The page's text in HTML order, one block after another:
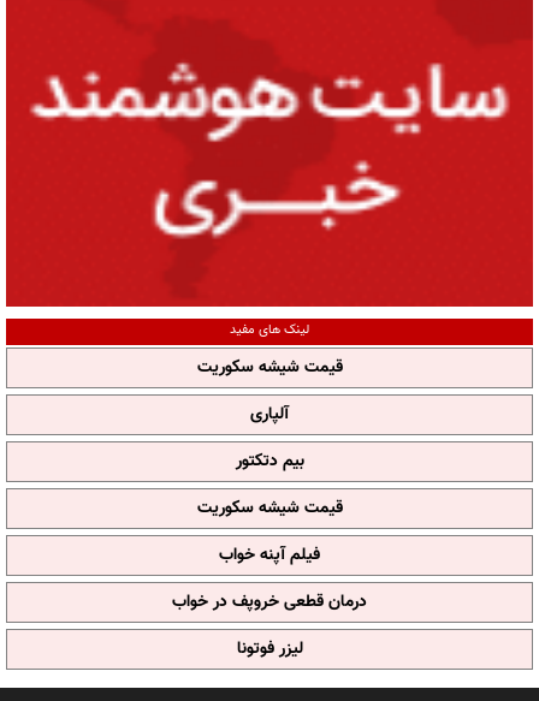
لینک های مفید
قیمت شیشه سکوریت
آلپاری
بیم دتکتور
قیمت شیشه سکوریت
فیلم آپنه خواب
درمان قطعی خروپف در خواب
لیزر فوتونا